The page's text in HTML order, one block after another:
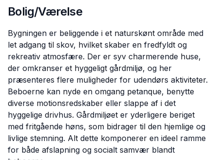
Bolig/Værelse
Bygningen er beliggende i et naturskønt område med
let adgang til skov, hvilket skaber en fredfyldt og
rekreativ atmosfære. Der er syv charmerende huse,
der omkranser et hyggeligt gårdmiljø, og her
præsenteres flere muligheder for udendørs aktiviteter.
Beboerne kan nyde en omgang petanque, benytte
diverse motionsredskaber eller slappe af i det
hyggelige drivhus. Gårdmiljøet er yderligere beriget
med fritgående høns, som bidrager til den hjemlige og
livlige stemning. Alt dette komponerer en ideel ramme
for både afslapning og socialt samvær blandt